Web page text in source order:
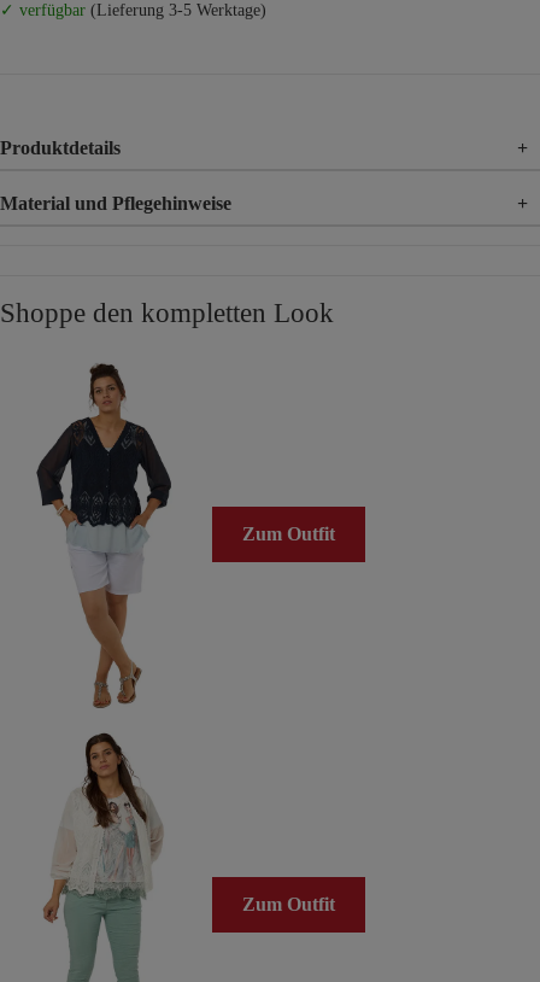
✓ verfügbar (Lieferung 3-5 Werktage)
Produktdetails +
Material und Pflegehinweise +
Shoppe den kompletten Look
Zum Outfit
Zum Outfit